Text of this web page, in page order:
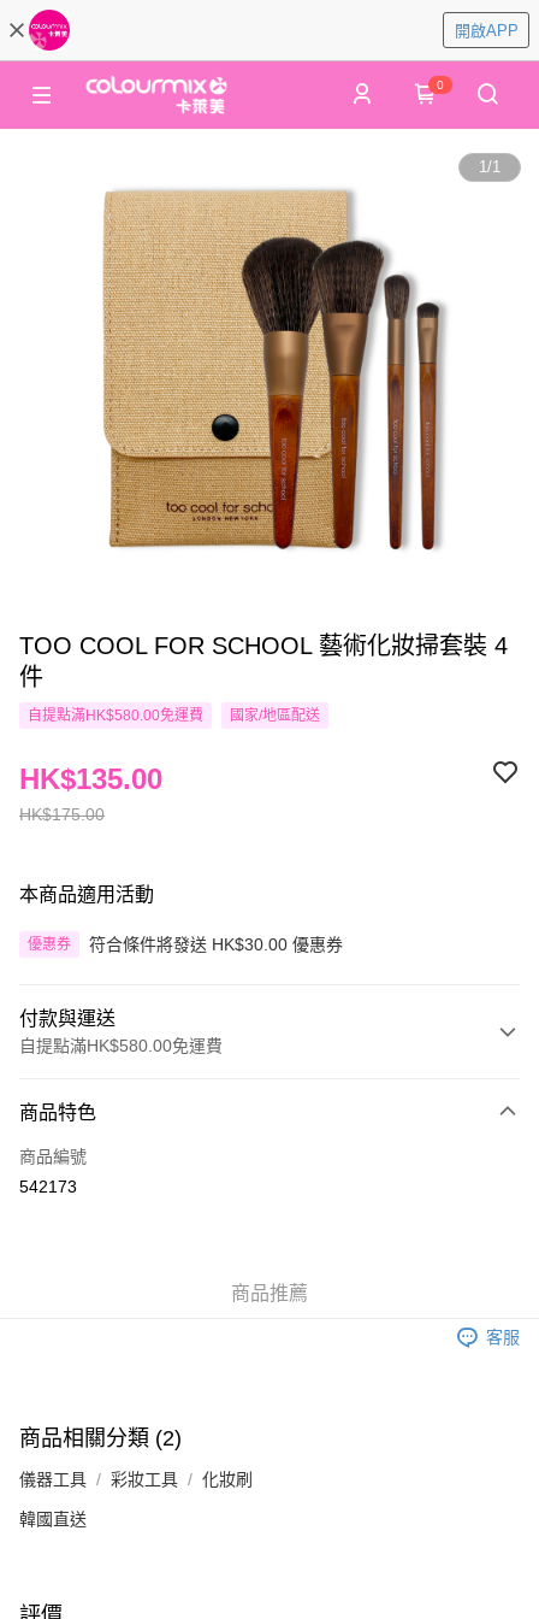
開啟APP
0
1/1
TOO COOL FOR SCHOOL 藝術化妝掃套裝 4
件
自提點滿HK$580.00免運費 國家/地區配送
HK$175.00
HK$135.00
本商品適用活動
優惠券 符合條件將發送 HK$30.00 優惠券
付款與運送
自提點滿HK$580.00免運費
信用卡
Apple Pay
相關說明
銀行匯款 請將存款存到以下銀行帳戶，並於存款單據寫上訂單編號後電郵至
eshop@colourmix-cosmetics.com** **我們不會處理沒有提供存款單據的訂
送貨方式
付款後順豐自助櫃取貨
付款後順豐站及營業點取貨
商品特色
商品編號
542173
商品推薦
客服
商品相關分類 (2)
儀器工具 彩妝工具 化妝刷
韓國直送